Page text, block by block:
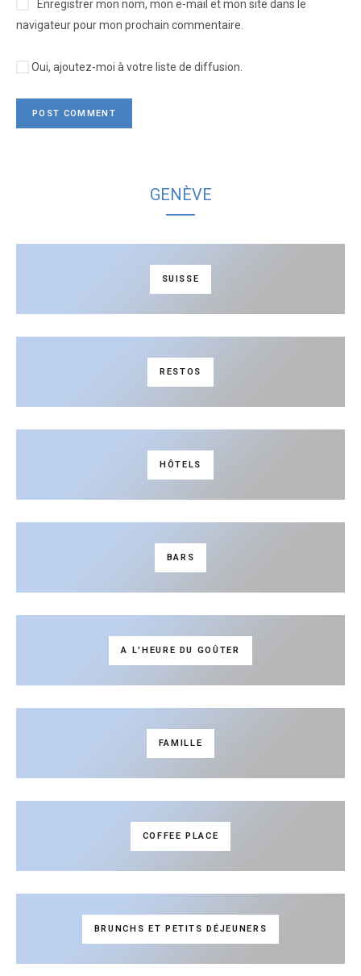
Enregistrer mon nom, mon e-mail et mon site dans le
navigateur pour mon prochain commentaire.
Oui, ajoutez-moi à votre liste de diffusion.
GENÈVE
SUISSE
RESTOS
HÔTELS
BARS
A L'HEURE DU GOÛTER
FAMILLE
COFFEE PLACE
BRUNCHS ET PETITS DÉJEUNERS